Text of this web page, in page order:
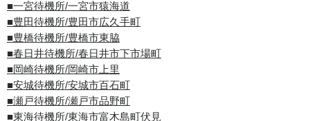
■一宮待機所/一宮市猿海道
■豊田待機所/豊田市広久手町
■豊橋待機所/豊橋市東脇
■春日井待機所/春日井市下市場町
■岡崎待機所/岡崎市上里
■安城待機所/安城市百石町
■瀬戸待機所/瀬戸市品野町
■東海待機所/東海市富木島町伏見